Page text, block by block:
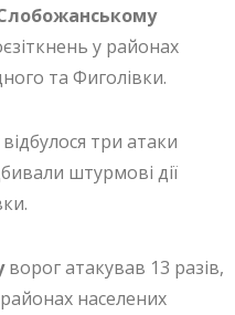
у районах
та Фиголівки.
відбулося три атаки
штурмові дії
ворог атакував 13 разів,
населених